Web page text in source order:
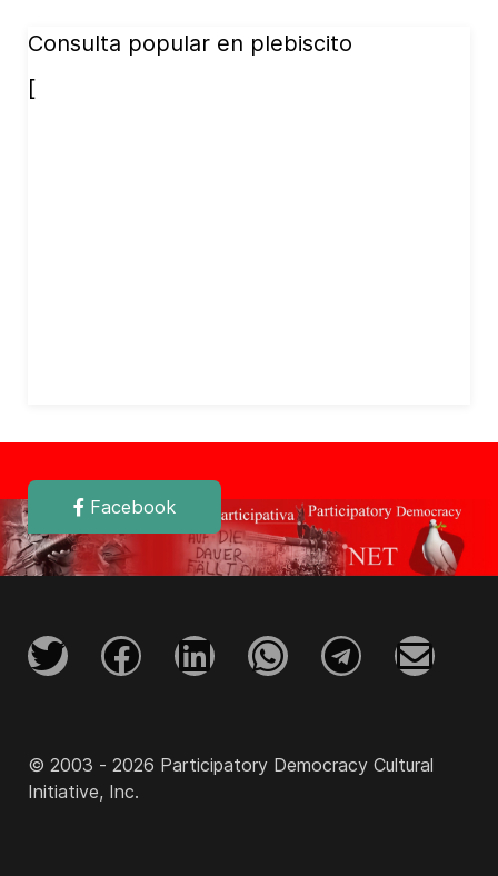
Consulta popular en plebiscito
[
Facebook
© 2003 - 2026 Participatory Democracy Cultural
Initiative, Inc.